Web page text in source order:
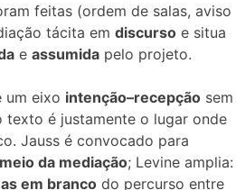
feitas (ordem de salas, aviso
tácita em discurso e situa
e assumida pelo projeto.
um eixo intenção–recepção sem
texto é justamente o lugar onde
Jauss é convocado para
da mediação; Levine amplia:
em branco do percurso entre